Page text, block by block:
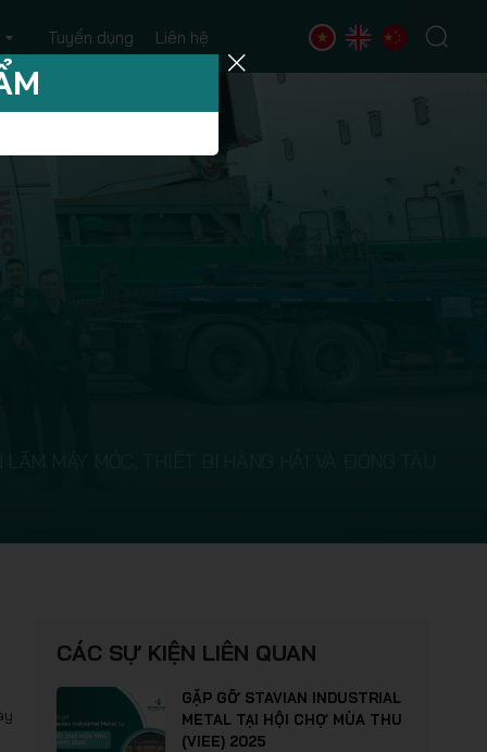
Tuyển dụng Liên hệ
CÁC SỰ KIỆN LIÊN QUAN
GẶP GỠ STAVIAN INDUSTRIAL
METAL TẠI HỘI CHỢ MÙA THU
(VIEE) 2025